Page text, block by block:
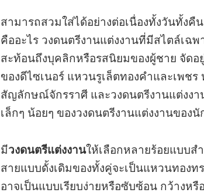
สามารถสวมใส่ได้อย่างต่อเนื่องทั้งวันทั้งคืน
คืออะไร วงดนตรีงานแต่งงานที่มีสไตล์เฉ
สะท้อนถึงบุคลิกหรือรสนิยมของผู้ชาย จัดอ
ของดีไซเนอร์ แหวนรูเล็ตทองคำและเพช
สัญลักษณ์จักรราศี และวงดนตรีงานแต่งงา
เล็กๆ น้อยๆ ของวงดนตรีงานแต่งงานของ
มีวงดนตรีแต่งงานให้เลือกหลายร้อยแบบส
สายแบบดั้งเดิมของทั้งคู่จะเป็นแหวนทอง
อาจเป็นแบบเรียบง่ายหรือซับซ้อน กว้างห